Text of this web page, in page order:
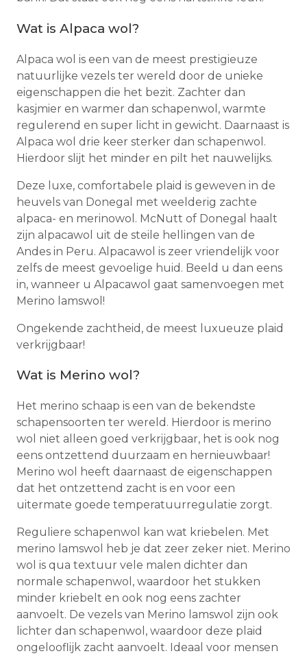
Wat is Alpaca wol?
Alpaca wol is een van de meest prestigieuze
natuurlijke vezels ter wereld door de unieke
eigenschappen die het bezit. Zachter dan
kasjmier en warmer dan schapenwol, warmte
regulerend en super licht in gewicht. Daarnaast is
Alpaca wol drie keer sterker dan schapenwol.
Hierdoor slijt het minder en pilt het nauwelijks.
Deze luxe, comfortabele plaid is geweven in de
heuvels van Donegal met weelderig zachte
alpaca- en merinowol. McNutt of Donegal haalt
zijn alpacawol uit de steile hellingen van de
Andes in Peru. Alpacawol is zeer vriendelijk voor
zelfs de meest gevoelige huid. Beeld u dan eens
in, wanneer u Alpacawol gaat samenvoegen met
Merino lamswol!
Ongekende zachtheid, de meest luxueuze plaid
verkrijgbaar!
Wat is Merino wol?
Het merino schaap is een van de bekendste
schapensoorten ter wereld. Hierdoor is merino
wol niet alleen goed verkrijgbaar, het is ook nog
eens ontzettend duurzaam en hernieuwbaar!
Merino wol heeft daarnaast de eigenschappen
dat het ontzettend zacht is en voor een
uitermate goede temperatuurregulatie zorgt.
Reguliere schapenwol kan wat kriebelen. Met
merino lamswol heb je dat zeer zeker niet. Merino
wol is qua textuur vele malen dichter dan
normale schapenwol, waardoor het stukken
minder kriebelt en ook nog eens zachter
aanvoelt. De vezels van Merino lamswol zijn ook
lichter dan schapenwol, waardoor deze plaid
ongelooflijk zacht aanvoelt. Ideaal voor mensen